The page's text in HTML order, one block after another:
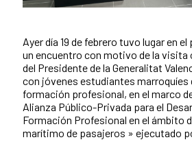
Contenido de la noticia
Ayer día 19 de febrero tuvo lugar en
un encuentro con motivo de la visita
del Presidente de la Generalitat
con jóvenes estudiantes marroquíes
formación profesional, en el marco
Alianza Público-Privada para el
Formación Profesional en el ámbito
marítimo de pasajeros » ejecutado